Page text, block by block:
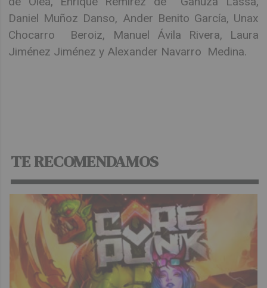
Daniel Muñoz Danso, Ander Benito García, Unax
Chocarro Beroiz, Manuel Ávila Rivera, Laura
Jiménez Jiménez y Alexander Navarro Medina.
TE RECOMENDAMOS